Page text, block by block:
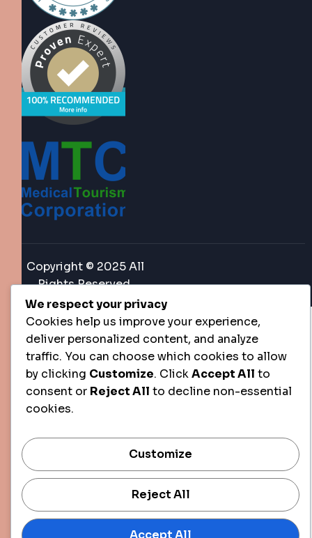
Copyright © 2025 All
Rights Reserved.
We respect your privacy
Cookies help us improve your experience,
deliver personalized content, and analyze
traffic. You can choose which cookies to allow
by clicking Customize. ClickAccept All to
consent or Reject All to decline non-essential
cookies.
Customize
Reject All
Accept All